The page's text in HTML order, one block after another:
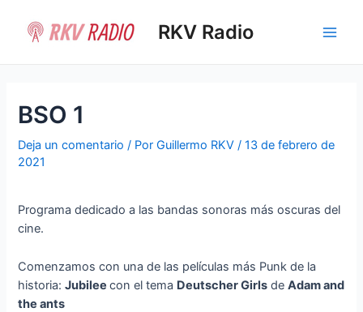
contenido
RKV Radio
BSO 1
Deja un comentario / PorGuillermo RKV/13 de febrero de
2021
Programa dedicado a las bandas sonoras más oscuras del
cine.
Comenzamos con una de las películas más Punk de la
historia:Jubileecon el tema Deutscher Girls deAdam and
the ants